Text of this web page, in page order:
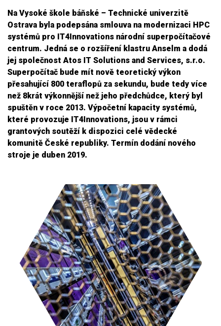
Na Vysoké škole báňské – Technické univerzitě
Ostrava byla podepsána smlouva na modernizaci HPC
systémů pro IT4Innovations národní superpočítačové
centrum. Jedná se o rozšíření klastru Anselm a dodá
jej společnost Atos IT Solutions and Services, s.r.o.
Superpočítač bude mít nově teoretický výkon
přesahující 800 teraflopů za sekundu, bude tedy více
než 8krát výkonnější než jeho předchůdce, který byl
spuštěn v roce 2013. Výpočetní kapacity systémů,
které provozuje IT4Innovations, jsou v rámci
grantových soutěží k dispozici celé vědecké
komunitě České republiky. Termín dodání nového
stroje je duben 2019.